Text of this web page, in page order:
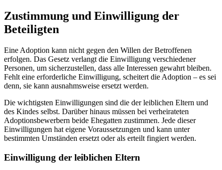
Zustimmung und Einwilligung der
Beteiligten
Eine Adoption kann nicht gegen den Willen der Betroffenen
erfolgen. Das Gesetz verlangt die Einwilligung verschiedener
Personen, um sicherzustellen, dass alle Interessen gewahrt bleiben.
Fehlt eine erforderliche Einwilligung, scheitert die Adoption – es sei
denn, sie kann ausnahmsweise ersetzt werden.
Die wichtigsten Einwilligungen sind die der leiblichen Eltern und
des Kindes selbst. Darüber hinaus müssen bei verheirateten
Adoptionsbewerbern beide Ehegatten zustimmen. Jede dieser
Einwilligungen hat eigene Voraussetzungen und kann unter
bestimmten Umständen ersetzt oder als erteilt fingiert werden.
Einwilligung der leiblichen Eltern